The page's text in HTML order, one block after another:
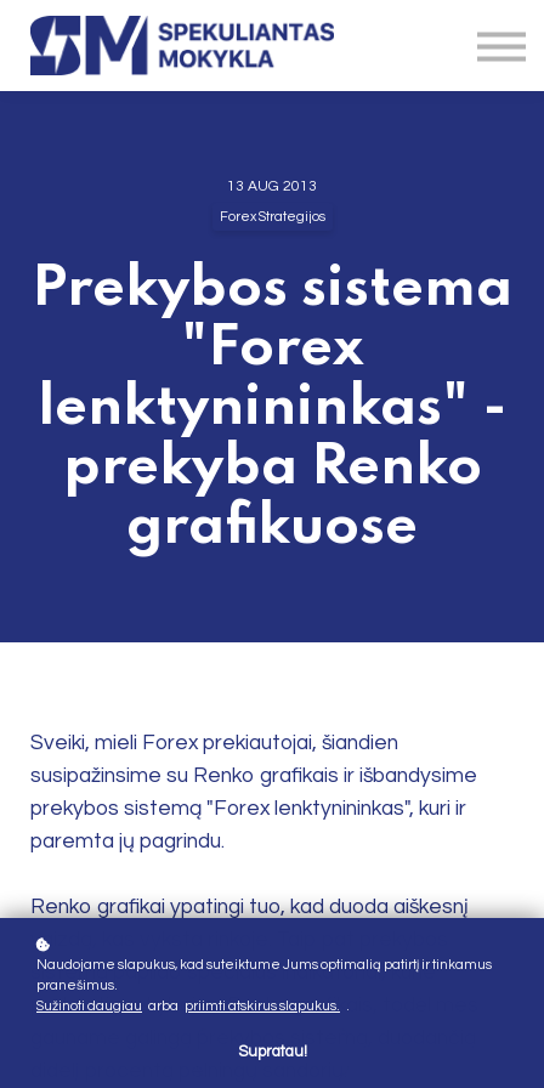
Brokeriai
13 AUG 2013
Forex Strategijos
Prekybos sistema
"Forex
lenktynininkas" -
prekyba Renko
grafikuose
Sveiki, mieli Forex prekiautojai, šiandien
susipažinsime su Renko grafikais ir išbandysime
prekybos sistemą "Forex lenktynininkas", kuri ir
paremta jų pagrindu.
Renko grafikai ypatingi tuo, kad duoda aiškesnį
vaizdą, kas vyksta rinkoje. Taip pat prekybos
sistemą papildo specialūs indikatoriai, kurie
padaryti prekybai su Renko grafikais, todėl mes
Naudojame slapukus, kad suteiktume Jums optimalią patirtį ir tinkamus
pranešimus.
Sužinoti daugiau arba priimti atskirus slapukus.
Supratau!